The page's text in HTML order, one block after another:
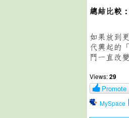
總結比較：
如果放到
代興起的
門一直改
Views:29
Promote
MySpace